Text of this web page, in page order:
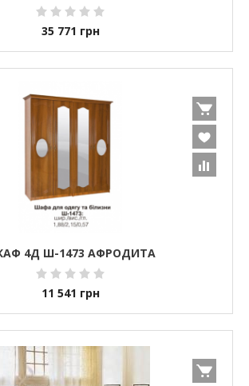
35 771 грн
4Д Ш-1473 АФРОДИТА
11 541 грн